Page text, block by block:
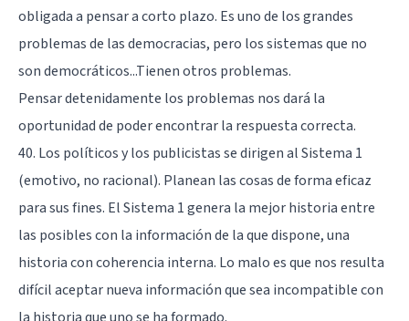
obligada a pensar a corto plazo. Es uno de los grandes
problemas de las democracias, pero los sistemas que no
son democráticos...Tienen otros problemas.
Pensar detenidamente los problemas nos dará la
oportunidad de poder encontrar la respuesta correcta.
40. Los políticos y los publicistas se dirigen al Sistema 1
(emotivo, no racional). Planean las cosas de forma eficaz
para sus fines. El Sistema 1 genera la mejor historia entre
las posibles con la información de la que dispone, una
historia con coherencia interna. Lo malo es que nos resulta
difícil aceptar nueva información que sea incompatible con